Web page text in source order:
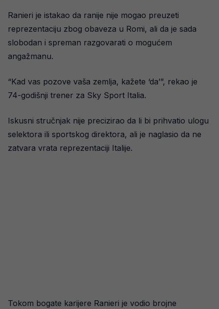
Ranieri je istakao da ranije nije mogao preuzeti
reprezentaciju zbog obaveza u Romi, ali da je sada
slobodan i spreman razgovarati o mogućem
angažmanu.
“Kad vas pozove vaša zemlja, kažete ‘da’”, rekao je
74-godišnji trener za Sky Sport Italia.
Iskusni stručnjak nije precizirao da li bi prihvatio ulogu
selektora ili sportskog direktora, ali je naglasio da ne
zatvara vrata reprezentaciji Italije.
Tokom bogate karijere Ranieri je vodio brojne